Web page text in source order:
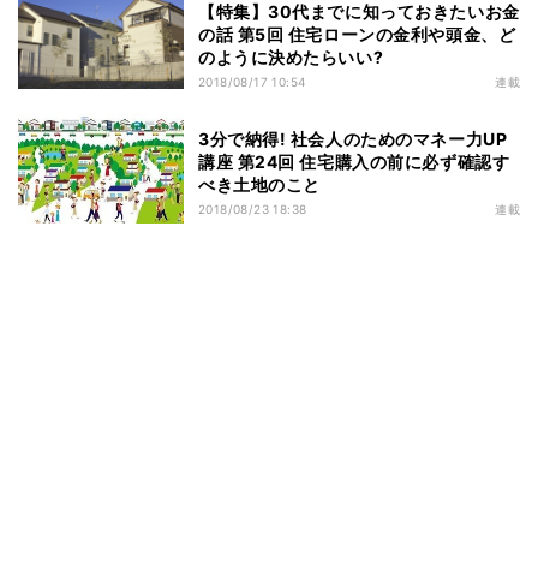
【特集】30代までに知っておきたいお金
の話 第5回 住宅ローンの金利や頭金、ど
のように決めたらいい?
2018/08/17 10:54 連載
3分で納得! 社会人のためのマネー力UP
講座 第24回 住宅購入の前に必ず確認す
べき土地のこと
2018/08/23 18:38 連載